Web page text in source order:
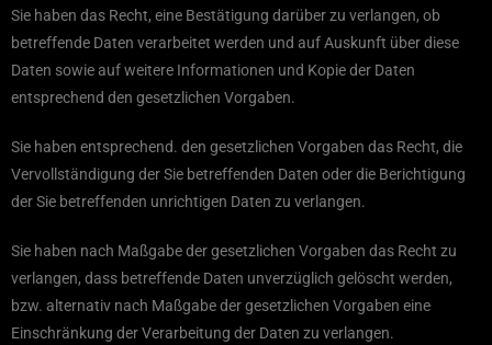
Sie haben das Recht, eine Bestätigung darüber zu verlangen, ob
betreffende Daten verarbeitet werden und auf Auskunft über diese
Daten sowie auf weitere Informationen und Kopie der Daten
entsprechend den gesetzlichen Vorgaben.
Sie haben entsprechend. den gesetzlichen Vorgaben das Recht, die
Vervollständigung der Sie betreffenden Daten oder die Berichtigung
der Sie betreffenden unrichtigen Daten zu verlangen.
Sie haben nach Maßgabe der gesetzlichen Vorgaben das Recht zu
verlangen, dass betreffende Daten unverzüglich gelöscht werden,
bzw. alternativ nach Maßgabe der gesetzlichen Vorgaben eine
Einschränkung der Verarbeitung der Daten zu verlangen.